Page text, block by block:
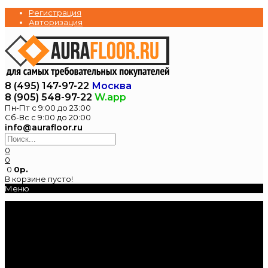
Регистрация
Авторизация
8 (495) 147-97-22 Москва
8 (905) 548-97-22 W.app
Пн-Пт с 9:00 до 23:00
Сб-Вс с 9:00 до 20:00
info@aurafloor.ru
0
0
0 0р.
В корзине пусто!
Меню